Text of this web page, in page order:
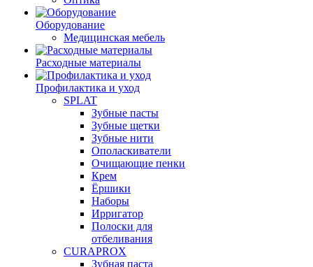
Оборудование
Медицинская мебель
Расходные материалы
Профилактика и уход
SPLAT
Зубные пасты
Зубные щетки
Зубные нити
Ополаскиватели
Очищающие пенки
Крем
Ёршики
Наборы
Ирригатор
Полоски для
отбеливания
CURAPROX
Зубная паста